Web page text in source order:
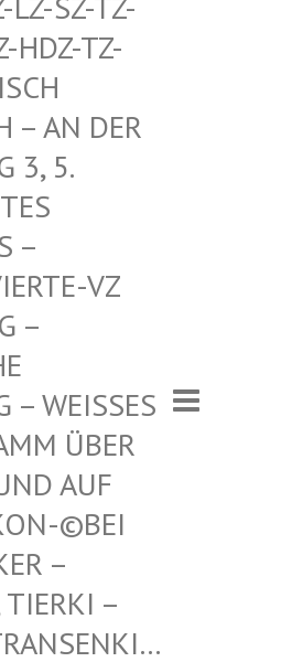
AAZ BE
WALLBU
PENTAGR
DER TÜR
BAL
BUN
K
– ZWANG